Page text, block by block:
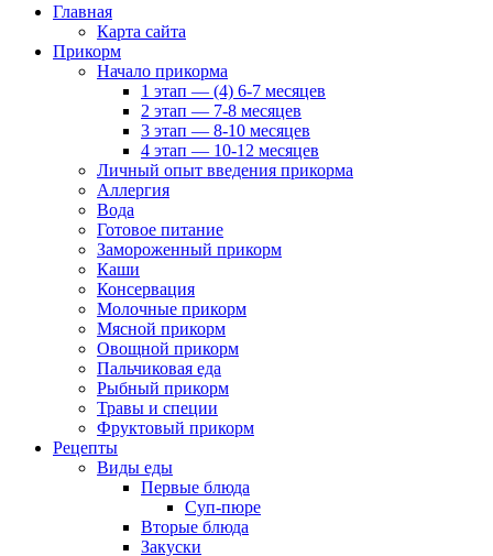
Главная
Карта сайта
Прикорм
Начало прикорма
1 этап — (4) 6-7 месяцев
2 этап — 7-8 месяцев
3 этап — 8-10 месяцев
4 этап — 10-12 месяцев
Личный опыт введения прикорма
Аллергия
Вода
Готовое питание
Замороженный прикорм
Каши
Консервация
Молочные прикорм
Мясной прикорм
Овощной прикорм
Пальчиковая еда
Рыбный прикорм
Травы и специи
Фруктовый прикорм
Рецепты
Виды еды
Первые блюда
Суп-пюре
Вторые блюда
Закуски